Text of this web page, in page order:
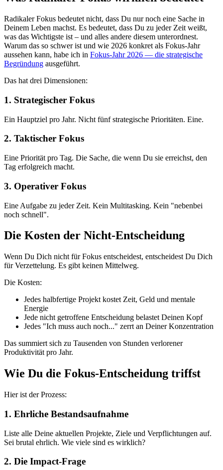
Radikaler Fokus bedeutet nicht, dass Du nur noch eine Sache in
Deinem Leben machst. Es bedeutet, dass Du zu jeder Zeit weißt,
was das Wichtigste ist – und alles andere diesem unterordnest.
Warum das so schwer ist und wie 2026 konkret als Fokus-Jahr
aussehen kann, habe ich in Fokus-Jahr 2026 — die strategische
Begründung ausgeführt.
Das hat drei Dimensionen:
1. Strategischer Fokus
Ein Hauptziel pro Jahr. Nicht fünf strategische Prioritäten. Eine.
2. Taktischer Fokus
Eine Priorität pro Tag. Die Sache, die wenn Du sie erreichst, den
Tag erfolgreich macht.
3. Operativer Fokus
Eine Aufgabe zu jeder Zeit. Kein Multitasking. Kein "nebenbei
noch schnell".
Die Kosten der Nicht-Entscheidung
Wenn Du Dich nicht für Fokus entscheidest, entscheidest Du Dich
für Verzettelung. Es gibt keinen Mittelweg.
Die Kosten:
Jedes halbfertige Projekt kostet Zeit, Geld und mentale
Energie
Jede nicht getroffene Entscheidung belastet Deinen Kopf
Jedes "Ich muss auch noch..." zerrt an Deiner Konzentration
Das summiert sich zu Tausenden von Stunden verlorener
Produktivität pro Jahr.
Wie Du die Fokus-Entscheidung triffst
Hier ist der Prozess:
1. Ehrliche Bestandsaufnahme
Liste alle Deine aktuellen Projekte, Ziele und Verpflichtungen auf.
Sei brutal ehrlich. Wie viele sind es wirklich?
2. Die Impact-Frage